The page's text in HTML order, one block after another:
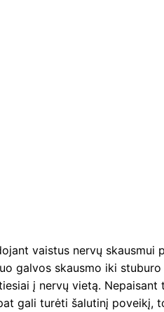
vaistus nervų skausmui
galvos skausmo iki
į nervų vietą.
gali turėti šalutinį poveikį,